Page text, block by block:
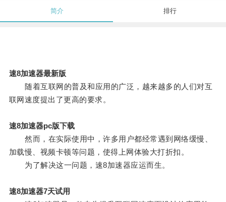
简介 排行
速8加速器最新版
随着互联网的普及和应用的广泛，越来越多的人们对互
联网速度提出了更高的要求。
速8加速器pc版下载
然而，在实际使用中，许多用户都经常遇到网络缓慢、
加载慢、视频卡顿等问题，使得上网体验大打折扣。
为了解决这一问题，速8加速器应运而生。
速8加速器7天试用